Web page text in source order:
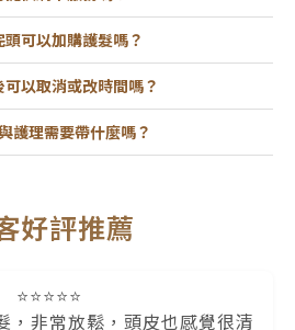
若需確認請來電或LINE洽詢各店。
頭可以加購護髮嗎？
與髮質狀況推薦適合您的護髮項
目。
可以取消或改時間嗎？
請提前來電或LINE通知各分店。
護理需要帶什麼嗎？
好評推薦
⭐⭐⭐⭐⭐
，非常放鬆，頭皮也感覺很清